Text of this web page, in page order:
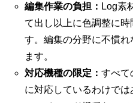
編集作業の負担： Log素
て出し以上に色調整に時
す。編集の分野に不慣れ
ます。
対応機種の限定： すべて
に対応しているわけで